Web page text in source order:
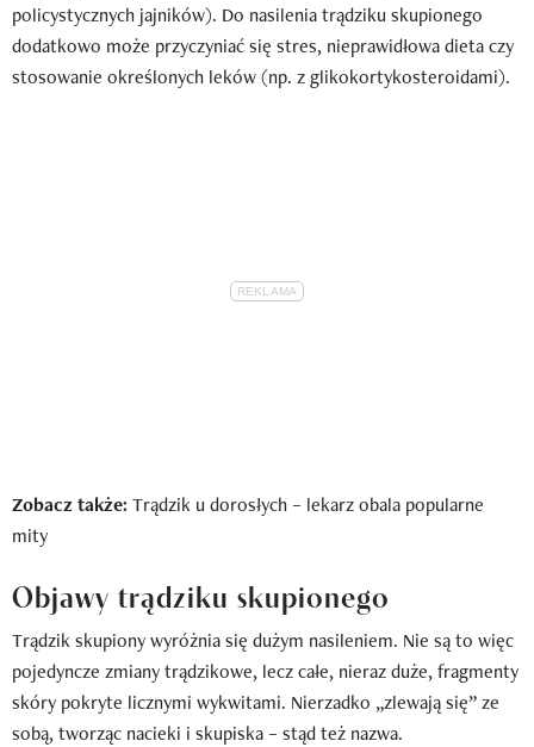
policystycznych jajników). Do nasilenia trądziku skupionego
dodatkowo może przyczyniać się stres, nieprawidłowa dieta czy
stosowanie określonych leków (np. z glikokortykosteroidami).
Zobacz także: Trądzik u dorosłych – lekarz obala popularne
mity
Objawy trądziku skupionego
Trądzik skupiony wyróżnia się dużym nasileniem. Nie są to więc
pojedyncze zmiany trądzikowe, lecz całe, nieraz duże, fragmenty
skóry pokryte licznymi wykwitami. Nierzadko „zlewają się” ze
sobą, tworząc nacieki i skupiska – stąd też nazwa.